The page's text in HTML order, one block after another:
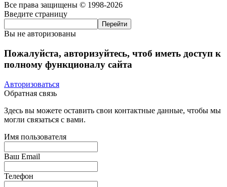
Все права защищены © 1998-2026
Введите страницу
Вы не авторизованы
Пожалуйста, авторизуйтесь, чтоб иметь доступ к
полному функционалу сайта
Авторизоваться
Обратная связь
Здесь вы можете оставить свои контактные данные, чтобы мы
могли связаться с вами.
Имя пользователя
Ваш Email
Телефон